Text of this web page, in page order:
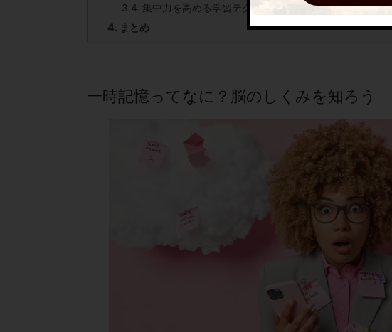
集中力を高める学習テクニック「インターリービング」
まとめ
一時記憶ってなに？脳のしくみを知ろう